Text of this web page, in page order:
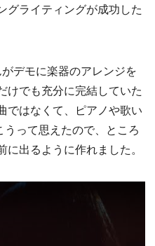
グライティングが成功した
デモに楽器のアレンジを
けでも充分に完結していた
ではなくて、ピアノや歌い
って思えたので、ところ
出るように作れました。